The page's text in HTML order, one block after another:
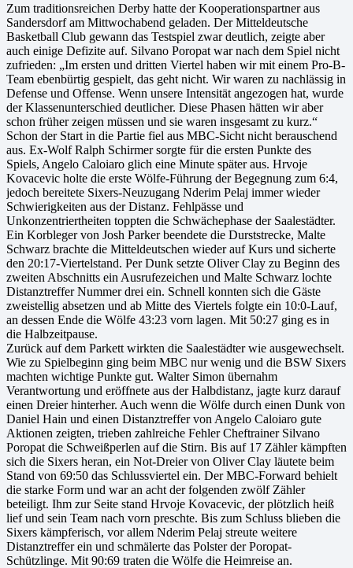
Zum traditionsreichen Derby hatte der Kooperationspartner aus
Sandersdorf am Mittwochabend geladen. Der Mitteldeutsche
Basketball Club gewann das Testspiel zwar deutlich, zeigte aber
auch einige Defizite auf. Silvano Poropat war nach dem Spiel nicht
zufrieden: „Im ersten und dritten Viertel haben wir mit einem Pro-B-
Team ebenbürtig gespielt, das geht nicht. Wir waren zu nachlässig in
Defense und Offense. Wenn unsere Intensität angezogen hat, wurde
der Klassenunterschied deutlicher. Diese Phasen hätten wir aber
schon früher zeigen müssen und sie waren insgesamt zu kurz.“
Schon der Start in die Partie fiel aus MBC-Sicht nicht berauschend
aus. Ex-Wolf Ralph Schirmer sorgte für die ersten Punkte des
Spiels, Angelo Caloiaro glich eine Minute später aus. Hrvoje
Kovacevic holte die erste Wölfe-Führung der Begegnung zum 6:4,
jedoch bereitete Sixers-Neuzugang Nderim Pelaj immer wieder
Schwierigkeiten aus der Distanz. Fehlpässe und
Unkonzentriertheiten toppten die Schwächephase der Saalestädter.
Ein Korbleger von Josh Parker beendete die Durststrecke, Malte
Schwarz brachte die Mitteldeutschen wieder auf Kurs und sicherte
den 20:17-Viertelstand. Per Dunk setzte Oliver Clay zu Beginn des
zweiten Abschnitts ein Ausrufezeichen und Malte Schwarz lochte
Distanztreffer Nummer drei ein. Schnell konnten sich die Gäste
zweistellig absetzen und ab Mitte des Viertels folgte ein 10:0-Lauf,
an dessen Ende die Wölfe 43:23 vorn lagen. Mit 50:27 ging es in
die Halbzeitpause.
Zurück auf dem Parkett wirkten die Saalestädter wie ausgewechselt.
Wie zu Spielbeginn ging beim MBC nur wenig und die BSW Sixers
machten wichtige Punkte gut. Walter Simon übernahm
Verantwortung und eröffnete aus der Halbdistanz, jagte kurz darauf
einen Dreier hinterher. Auch wenn die Wölfe durch einen Dunk von
Daniel Hain und einen Distanztreffer von Angelo Caloiaro gute
Aktionen zeigten, trieben zahlreiche Fehler Cheftrainer Silvano
Poropat die Schweißperlen auf die Stirn. Bis auf 17 Zähler kämpften
sich die Sixers heran, ein Not-Dreier von Oliver Clay läutete beim
Stand von 69:50 das Schlussviertel ein. Der MBC-Forward behielt
die starke Form und war an acht der folgenden zwölf Zähler
beteiligt. Ihm zur Seite stand Hrvoje Kovacevic, der plötzlich heiß
lief und sein Team nach vorn preschte. Bis zum Schluss blieben die
Sixers kämpferisch, vor allem Nderim Pelaj streute weitere
Distanztreffer ein und schmälerte das Polster der Poropat-
Schützlinge. Mit 90:69 traten die Wölfe die Heimreise an.